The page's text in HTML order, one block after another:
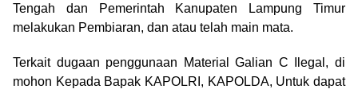
Tengah dan Pemerintah Kanupaten Lampung Timur
melakukan Pembiaran, dan atau telah main mata.
Terkait dugaan penggunaan Material Galian C Ilegal, di
mohon Kepada Bapak KAPOLRI, KAPOLDA, Untuk dapat